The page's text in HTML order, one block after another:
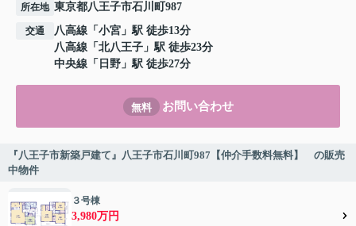
所在地 東京都八王子市石川町 987
交通 八高線 「 小宮 」駅 徒歩13分
八高線 「 北八王子 」駅 徒歩23分
中央線 「 日野 」駅 徒歩27分
無料 お問い合わせ
『八王子市新築戸建て』八王子市石川町987【仲介手数料無料】 の販売
中物件
３号棟
3,980万円